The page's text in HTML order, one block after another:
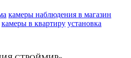
камеры наблюдения в магазин
камеры в квартиру установка